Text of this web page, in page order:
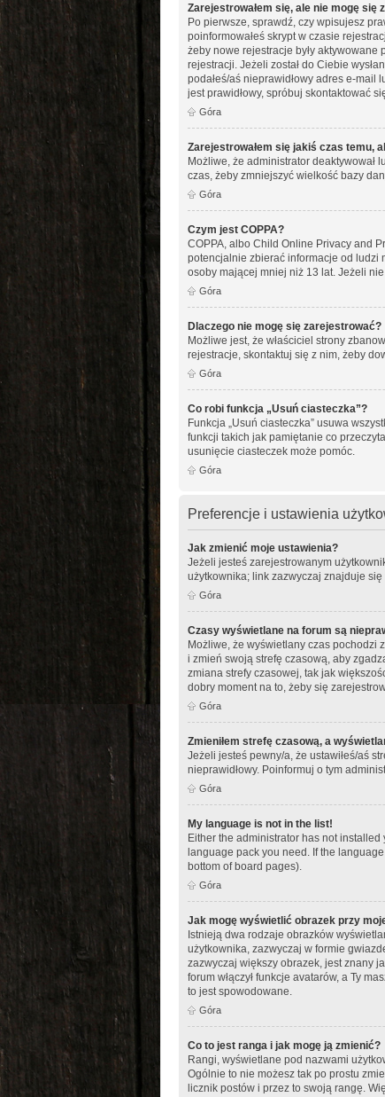
Zarejestrowałem się, ale nie mogę się
Po pierwsze, sprawdź, czy wpisujesz
poinformowałeś skrypt w czasie
żeby nowe rejestracje były aktywowane
rejestracji. Jeżeli został do Ciebie
podałeś/aś nieprawidłowy adres e-mail
jest prawidłowy, spróbuj skontaktować
Góra
Zarejestrowałem się jakiś czas temu,
Możliwe, że administrator deaktywował
czas, żeby zmniejszyć wielkość bazy
Góra
Czym jest COPPA?
COPPA, albo Child Online Privacy and
potencjalnie zbierać informacje od ludzi
osoby mającej mniej niż 13 lat. Jeżeli
Góra
Dlaczego nie mogę się zarejestrować?
Możliwe jest, że właściciel strony
rejestracje, skontaktuj się z nim, żeby
Góra
Co robi funkcja „Usuń ciasteczka”?
Funkcja „Usuń ciasteczka” usuwa
funkcji takich jak pamiętanie co
usunięcie ciasteczek może pomóc.
Góra
Preferencje i ustawienia
Jak zmienić moje ustawienia?
Jeżeli jesteś zarejestrowanym
użytkownika; link zazwyczaj znajduje
Góra
Czasy wyświetlane na forum są
Możliwe, że wyświetlany czas pochodzi
i zmień swoją strefę czasową, aby
zmiana strefy czasowej, tak jak
dobry moment na to, żeby się
Góra
Zmieniłem strefę czasową, a
Jeżeli jesteś pewny/a, że ustawiłeś/aś
nieprawidłowy. Poinformuj o tym
Góra
My language is not in the list!
Either the administrator has not
language pack you need. If the
bottom of board pages).
Góra
Jak mogę wyświetlić obrazek przy
Istnieją dwa rodzaje obrazków
użytkownika, zazwyczaj w formie
zazwyczaj większy obrazek, jest znany
forum włączył funkcje avatarów, a Ty
to jest spowodowane.
Góra
Co to jest ranga i jak mogę ją zmienić?
Rangi, wyświetlane pod nazwami
Ogólnie to nie możesz tak po prostu
licznik postów i przez to swoją rangę.